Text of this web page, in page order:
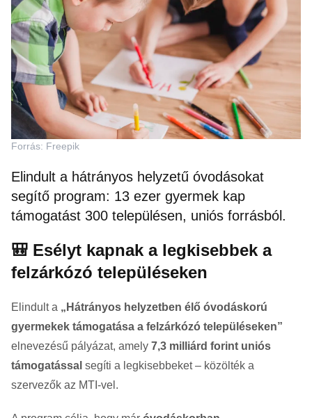
Forrás: Freepik
Elindult a hátrányos helyzetű óvodásokat
segítő program: 13 ezer gyermek kap
támogatást 300 településen, uniós forrásból.
🎒 Esélyt kapnak a legkisebbek a
felzárkózó településeken
Elindult a „Hátrányos helyzetben élő óvodáskorú
gyermekek támogatása a felzárkózó településeken”
elnevezésű pályázat, amely 7,3 milliárd forint uniós
támogatással segíti a legkisebbeket – közölték a
szervezők az MTI-vel.